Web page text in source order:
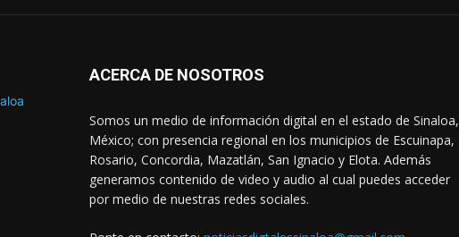
ACERCA DE NOSOTROS
Somos un medio de información digital en el estado de Sinaloa,
México; con presencia regional en los municipios de Escuinapa,
Rosario, Concordia, Mazatlán, San Ignacio y Elota. Además
generamos contenido de video y audio al cual puedes acceder
por medio de nuestras redes sociales.